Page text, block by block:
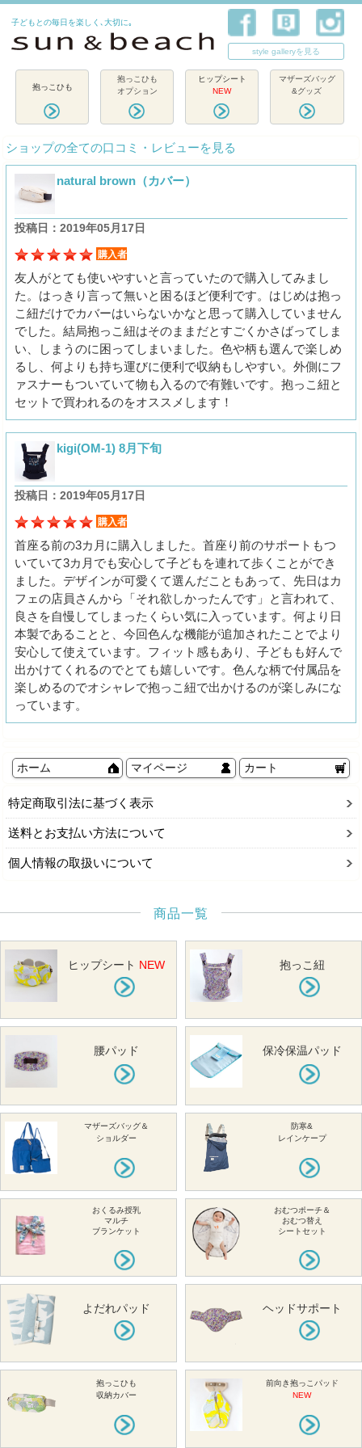
子どもとの毎日を楽しく､大切に｡
style galleryを見る
抱っこひも
抱っこひも
オプション
ヒップシート
NEW
マザーズバッグ
&グッズ
ショップの全ての口コミ・レビューを見る
natural brown（カバー）
投稿日：2019年05月17日
購入者
友人がとても使いやすいと言っていたので購入してみまし
た。はっきり言って無いと困るほど便利です。はじめは抱っ
こ紐だけでカバーはいらないかなと思って購入していません
でした。結局抱っこ紐はそのままだとすごくかさばってしま
い、しまうのに困ってしまいました。色や柄も選んで楽しめ
るし、何よりも持ち運びに便利で収納もしやすい。外側にフ
ァスナーもついていて物も入るので有難いです。抱っこ紐と
セットで買われるのをオススメします！
kigi(OM-1) 8月下旬
投稿日：2019年05月17日
購入者
首座る前の3カ月に購入しました。首座り前のサポートもつ
いていて3カ月でも安心して子どもを連れて歩くことができ
ました。デザインが可愛くて選んだこともあって、先日はカ
フェの店員さんから「それ欲しかったんです」と言われて、
良さを自慢してしまったくらい気に入っています。何より日
本製であることと、今回色んな機能が追加されたことでより
安心して使えています。フィット感もあり、子どもも好んで
出かけてくれるのでとても嬉しいです。色んな柄で付属品を
楽しめるのでオシャレで抱っこ紐で出かけるのが楽しみにな
っています。
ホーム マイページ カート
特定商取引法に基づく表示
送料とお支払い方法について
個人情報の取扱いについて
商品一覧
ヒップシート NEW 抱っこ紐
腰パッド 保冷保温パッド
マザーズバッグ＆
ショルダー
防寒&
レインケープ
おくるみ授乳
マルチ
ブランケット
おむつポーチ＆
おむつ替え
シートセット
よだれパッド ヘッドサポート
抱っこひも
収納カバー
前向き抱っこパッド
NEW